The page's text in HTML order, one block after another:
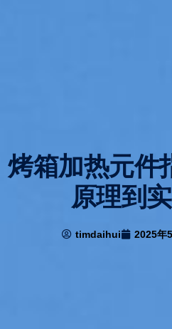
烤箱加热元件
原理到
timdaihui 2025年